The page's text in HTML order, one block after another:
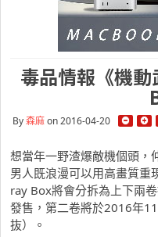
毒品情報《機
By森麻on 2016-04-20
想當年一野渣爆敵機個頭，
男人既浪漫可以用高畫質
ray Box將會分拆為上下兩
發售，第二卷將於2016年
抜）。